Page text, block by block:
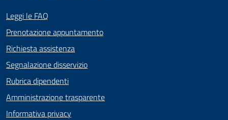
Leggi le FAQ
Prenotazione appuntamento
Richiesta assistenza
Segnalazione disservizio
Rubrica dipendenti
Amministrazione trasparente
Informativa privacy